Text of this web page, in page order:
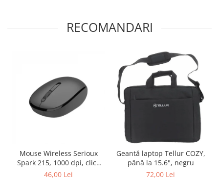
RECOMANDARI
Mouse Wireless Serioux
Spark 215, 1000 dpi, click
silentios
46,00 Lei
Geantă laptop Tellur COZY,
până la 15.6", negru
72,00 Lei